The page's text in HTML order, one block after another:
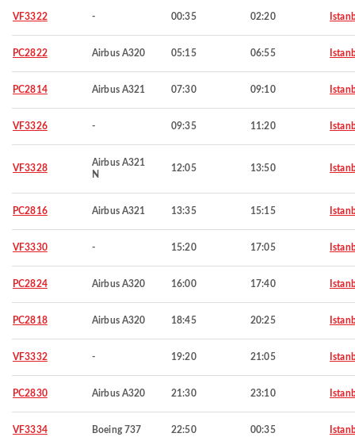
VF3322 - 00:35 02:20
PC2822 Airbus A320 05:15 06:55
PC2814 Airbus A321 07:30 09:10
VF3326 - 09:35 11:20
VF3328
Airbus A321
N
12:05 13:50
PC2816 Airbus A321 13:35 15:15
VF3330 - 15:20 17:05
PC2824 Airbus A320 16:00 17:40
PC2818 Airbus A320 18:45 20:25
VF3332 - 19:20 21:05
PC2830 Airbus A320 21:30 23:10
VF3334 Boeing 737 22:50 00:35